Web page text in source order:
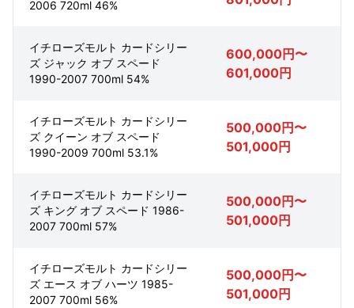
2006 720ml 46%
イチローズモルト カードシリー
ズ ジャック オブ スペード
1990-2007 700ml 54%
600,000円〜
601,000円
イチローズモルト カードシリー
ズ クイーン オブ スペード
1990-2009 700ml 53.1%
500,000円〜
501,000円
イチローズモルト カードシリー
ズ キング オブ スペード 1986-
2007 700ml 57%
500,000円〜
501,000円
イチローズモルト カードシリー
ズ エース オブ ハーツ 1985-
2007 700ml 56%
500,000円〜
501,000円